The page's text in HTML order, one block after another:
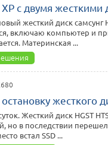
XP с двумя жесткими
жесткий диск самсунг
включаю компьютер и
Материнская ...
жесткого
Жесткий диск HGST
но в последствии
встал SSD ...